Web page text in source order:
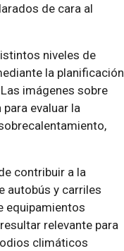
de cara al
niveles de
la planificación
imágenes sobre
evaluar la
contribuir a la
autobús y carriles
equipamientos
relevante para
climáticos